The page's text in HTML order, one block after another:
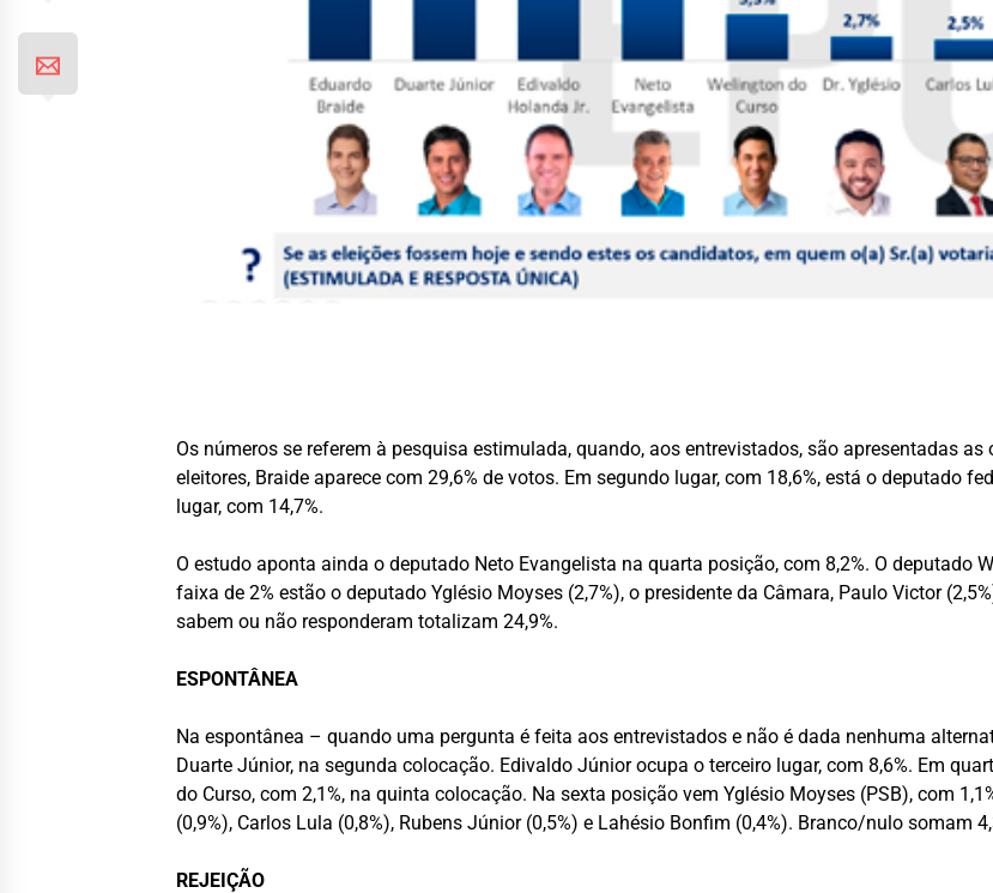
Os números se referem à pesquisa estimulada, quando, aos entrevistados, são apresentadas
eleitores, Braide aparece com 29,6% de votos. Em segundo lugar, com 18,6%, está o deputado
lugar, com 14,7%.
O estudo aponta ainda o deputado Neto Evangelista na quarta posição, com 8,2%. O deputado
faixa de 2% estão o deputado Yglésio Moyses (2,7%), o presidente da Câmara, Paulo Victor
sabem ou não responderam totalizam 24,9%.
ESPONTÂNEA
Na espontânea – quando uma pergunta é feita aos entrevistados e não é dada nenhuma
Duarte Júnior, na segunda colocação. Edivaldo Júnior ocupa o terceiro lugar, com 8,6%. Em
do Curso, com 2,1%, na quinta colocação. Na sexta posição vem Yglésio Moyses (PSB), com
(0,9%), Carlos Lula (0,8%), Rubens Júnior (0,5%) e Lahésio Bonfim (0,4%). Branco/nulo somam
REJEIÇÃO